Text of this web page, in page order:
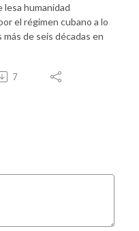
lesa humanidad
el régimen cubano a lo
más de seis décadas en
7